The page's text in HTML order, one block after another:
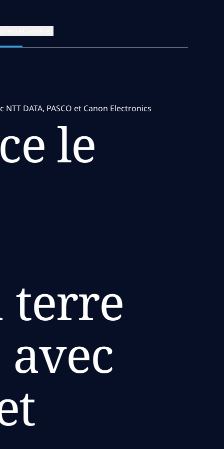
DATA, PASCO et Canon Electronics
le
terre